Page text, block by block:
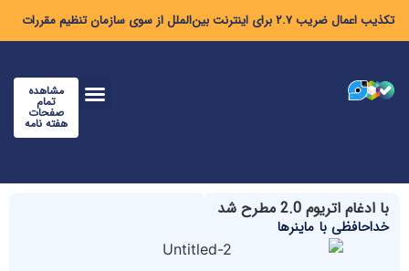
تکذیب اعمال ضریب ۲.۷ برای اینترنت بین‌الملل از سوی سازمان تنظیم مقررات
مشاهده
تمام
صفحات
هفته نامه
با ادغام اتریوم 2.0 مطرح شد
خداحافظی با ماینرها